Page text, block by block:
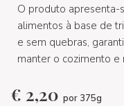
O produto apresenta-
alimentos à base de
e sem quebras,
manter o cozimento
€ 2,20 por 375g